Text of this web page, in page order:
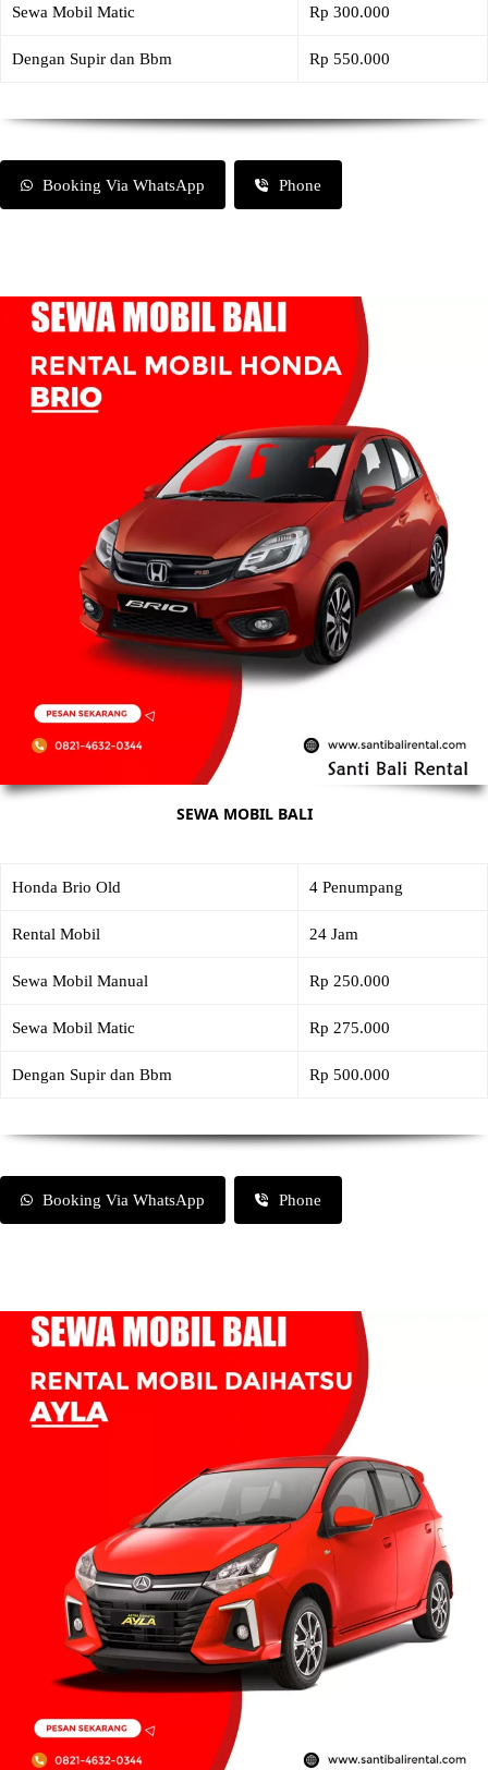
Sewa Mobil Matic Rp 300.000
Dengan Supir dan Bbm Rp 550.000
Booking Via WhatsApp Phone
SEWA MOBIL BALI
Honda Brio Old 4 Penumpang
Rental Mobil 24 Jam
Sewa Mobil Manual Rp 250.000
Sewa Mobil Matic Rp 275.000
Dengan Supir dan Bbm Rp 500.000
Booking Via WhatsApp Phone